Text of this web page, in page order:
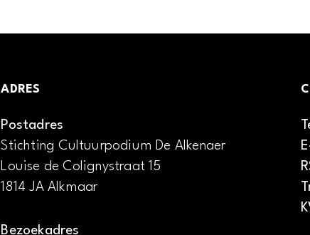
ADRES
Postadres
Stichting Cultuurpodium De Alkenaer
Louise de Colignystraat 15
1814 JA Alkmaar
Bezoekadres